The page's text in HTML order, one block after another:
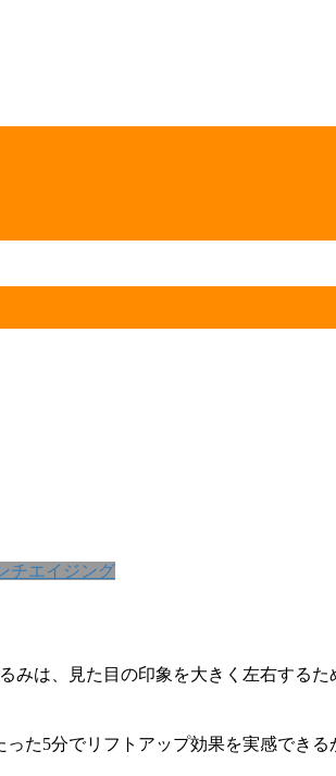
チエイジング
は、見た目の印象を大きく左右する
た5分でリフトアップ効果を実感できる